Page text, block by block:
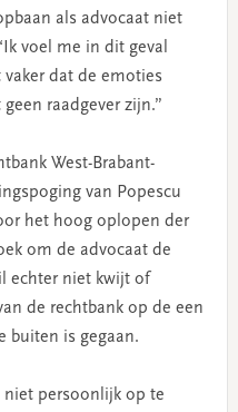
als advocaat niet
voel me in dit geval
dat de emoties
raadgever zijn.”
West-Brabant-
van Popescu
het hoog oplopen der
om de advocaat de
echter niet kwijt of
de rechtbank op de een
buiten is gegaan.
niet persoonlijk op te